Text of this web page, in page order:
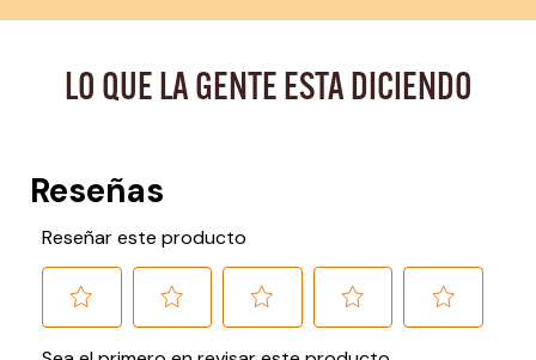
LO QUE LA GENTE ESTA DICIENDO